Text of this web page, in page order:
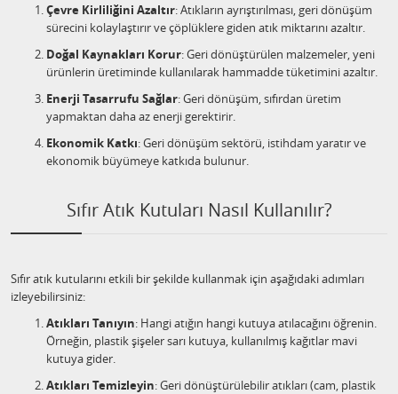
Çevre Kirliliğini Azaltır: Atıkların ayrıştırılması, geri dönüşüm
sürecini kolaylaştırır ve çöplüklere giden atık miktarını azaltır.
Doğal Kaynakları Korur: Geri dönüştürülen malzemeler, yeni
ürünlerin üretiminde kullanılarak hammadde tüketimini azaltır.
Enerji Tasarrufu Sağlar: Geri dönüşüm, sıfırdan üretim
yapmaktan daha az enerji gerektirir.
Ekonomik Katkı: Geri dönüşüm sektörü, istihdam yaratır ve
ekonomik büyümeye katkıda bulunur.
Sıfır Atık Kutuları Nasıl Kullanılır?
Sıfır atık kutularını etkili bir şekilde kullanmak için aşağıdaki adımları
izleyebilirsiniz:
Atıkları Tanıyın: Hangi atığın hangi kutuya atılacağını öğrenin.
Örneğin, plastik şişeler sarı kutuya, kullanılmış kağıtlar mavi
kutuya gider.
Atıkları Temizleyin: Geri dönüştürülebilir atıkları (cam, plastik